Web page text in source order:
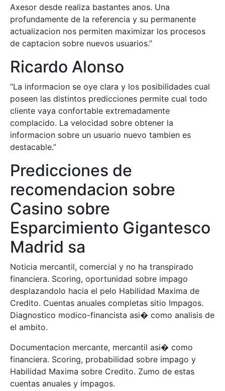
Axesor desde realiza bastantes anos. Una
profundamente de la referencia y su permanente
actualizacion nos permiten maximizar los procesos
de captacion sobre nuevos usuarios.”
Ricardo Alonso
“La informacion se oye clara y los posibilidades cual
poseen las distintos predicciones permite cual todo
cliente vaya confortable extremadamente
complacido. La velocidad sobre obtener la
informacion sobre un usuario nuevo tambien es
destacable.”
Predicciones de
recomendacion sobre
Casino sobre
Esparcimiento Gigantesco
Madrid sa
Noticia mercantil, comercial y no ha transpirado
financiera. Scoring, oportunidad sobre impago
desplazandolo hacia el pelo Habilidad Maxima de
Credito. Cuentas anuales completas sitio Impagos.
Diagnostico modico-financista asi� como analisis de
el ambito.
Documentacion mercante, mercantil asi� como
financiera. Scoring, probabilidad sobre impago y
Habilidad Maxima sobre Credito. Zumo de estas
cuentas anuales y impagos.